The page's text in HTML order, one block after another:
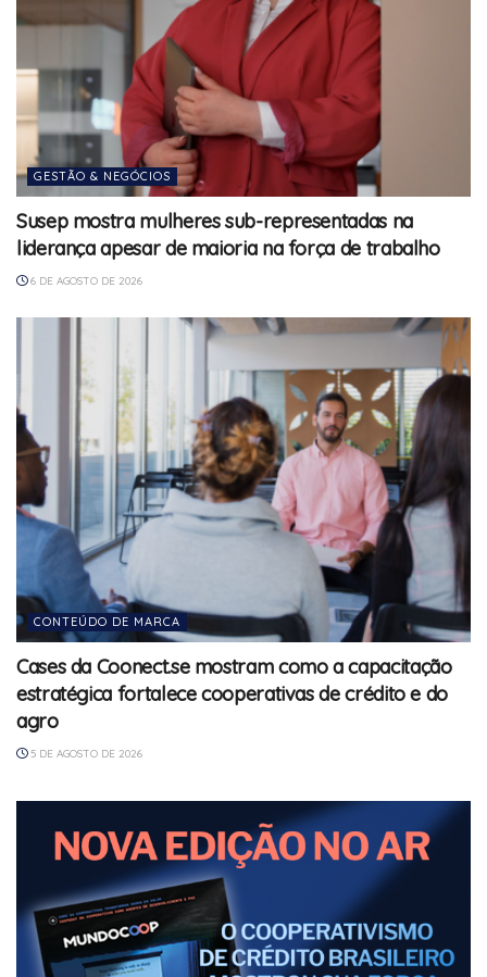
GESTÃO & NEGÓCIOS
Susep mostra mulheres sub-representadas na
liderança apesar de maioria na força de trabalho
6 DE AGOSTO DE 2026
CONTEÚDO DE MARCA
Cases da Coonect.se mostram como a capacitação
estratégica fortalece cooperativas de crédito e do
agro
5 DE AGOSTO DE 2026